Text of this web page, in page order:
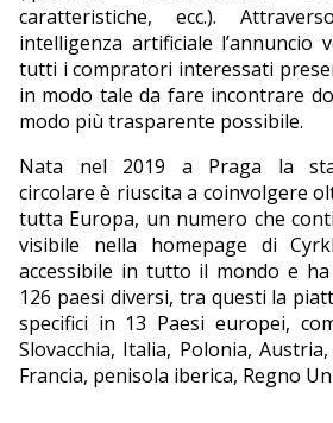
caratteristiche, ecc.).
intelligenza artificiale l’annuncio
tutti i compratori interessati
in modo tale da fare incontrare
modo più trasparente possibile.
Nata nel 2019 a Praga la
circolare è riuscita a coinvolgere
tutta Europa, un numero che
visibile nella homepage di
accessibile in tutto il mondo e
126 paesi diversi, tra questi la
specifici in 13 Paesi europei,
Slovacchia, Italia, Polonia,
Francia, penisola iberica, Regno